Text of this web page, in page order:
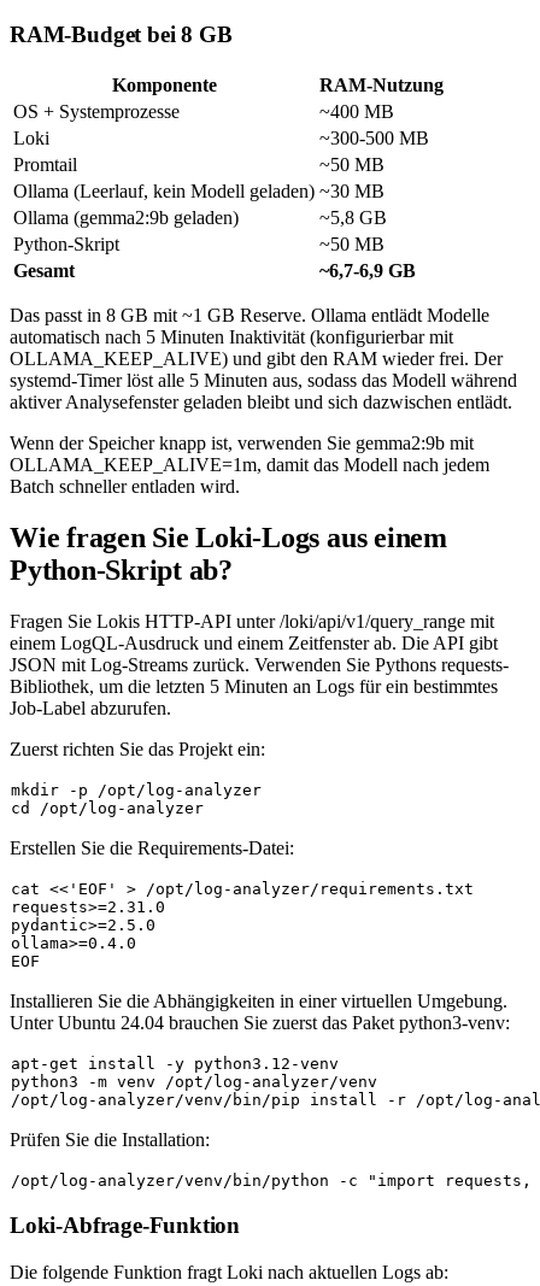
RAM-Budget bei 8 GB
Komponente
RAM-Nutzung
OS + Systemprozesse
~400 MB
Loki
~300-500 MB
Promtail
~50 MB
Ollama (Leerlauf, kein Modell geladen) ~30 MB
Ollama (gemma2:9b geladen)
~5,8 GB
Python-Skript
~50 MB
Gesamt
~6,7-6,9 GB
Das passt in 8 GB mit ~1 GB Reserve. Ollama entlädt Modelle
automatisch nach 5 Minuten Inaktivität (konfigurierbar mit
OLLAMA_KEEP_ALIVE) und gibt den RAM wieder frei. Der
systemd-Timer löst alle 5 Minuten aus, sodass das Modell während
aktiver Analysefenster geladen bleibt und sich dazwischen entlädt.
Wenn der Speicher knapp ist, verwenden Sie gemma2:9b mit
OLLAMA_KEEP_ALIVE=1m, damit das Modell nach jedem
Batch schneller entladen wird.
Wie fragen Sie Loki-Logs aus einem
Python-Skript ab?
Fragen Sie Lokis HTTP-API unter/loki/api/v1/query_range mit
einem LogQL-Ausdruck und einem Zeitfenster ab. Die API gibt
JSON mit Log-Streams zurück. Verwenden Sie Pythons requests-
Bibliothek, um die letzten 5 Minuten an Logs für ein bestimmtes
Job-Label abzurufen.
Zuerst richten Sie das Projekt ein:
mkdir
cd
Erstellen Sie die Requirements-Datei:
cat << 'EOF'
> /opt/log-analyzer/requirements.txt
requests>=2.31.0
pydantic>=2.5.0
ollama>=0.4.0
Installieren Sie die Abhängigkeiten in einer virtuellen Umgebung.
Unter Ubuntu 24.04 brauchen Sie zuerst das Paket python3-venv:
apt-get install -y python3.12-venv
python3 -m venv /opt/log-analyzer/venv
Prüfen Sie die Installation:
/opt/log-analyzer/venv/bin/python -c "import
Loki-Abfrage-Funktion
Die folgende Funktion fragt Loki nach aktuellen Logs ab: